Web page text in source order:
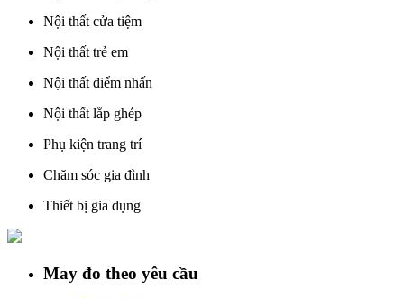
Nội thất cửa tiệm
Nội thất trẻ em
Nội thất điểm nhấn
Nội thất lắp ghép
Phụ kiện trang trí
Chăm sóc gia đình
Thiết bị gia dụng
May đo theo yêu cầu